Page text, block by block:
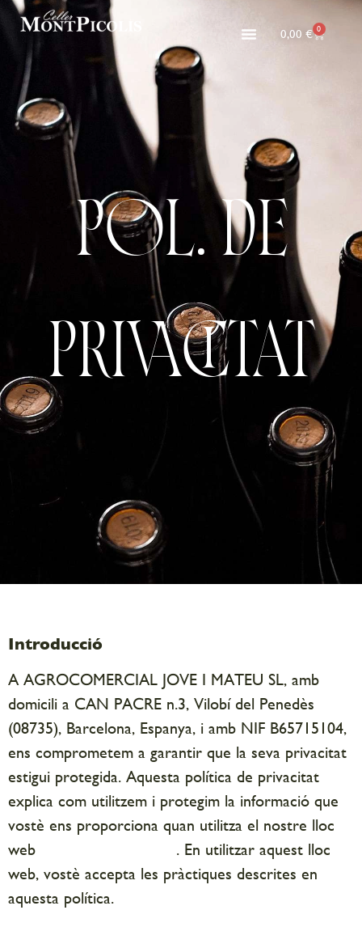
0,00 € 0
POL. DE
PRIVACITAT
Introducció
A AGROCOMERCIAL JOVE I MATEU SL, amb
domicili a CAN PACRE n.3, Vilobí del Penedès
(08735), Barcelona, Espanya, i amb NIF B65715104,
ens comprometem a garantir que la seva privacitat
estigui protegida. Aquesta política de privacitat
explica com utilitzem i protegim la informació que
vostè ens proporciona quan utilitza el nostre lloc
web
. En utilitzar aquest lloc
web, vostè accepta les pràctiques descrites en
aquesta política.